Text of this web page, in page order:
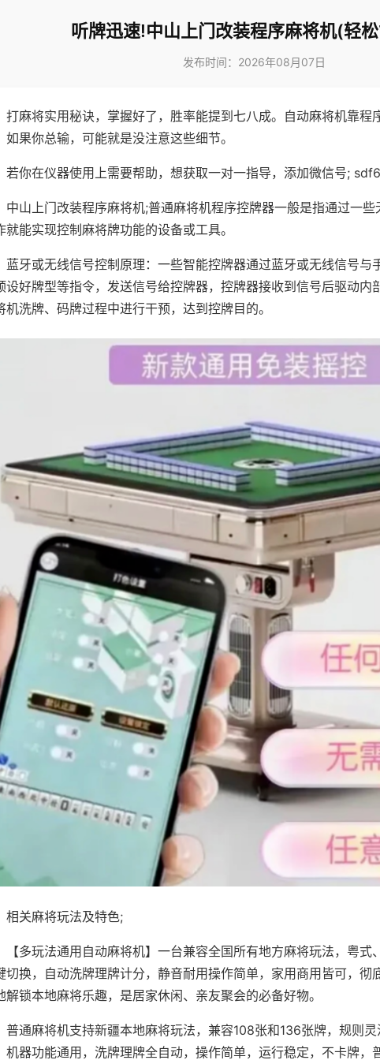
听牌迅速!中山上门改装程序麻将机(轻
发布时间：2026年08月07日
打麻将实用秘诀，掌握好了，胜率能提到七八成。自动麻将机靠程
如果你总输，可能就是没注意这些细节。
若你在仪器使用上需要帮助，想获取一对一指导，添加微信号;
中山上门改装程序麻将机;普通麻将机程序控牌器一般是指通过一
就能实现控制麻将牌功能的设备或工具。
蓝牙或无线信号控制原理：一些智能控牌器通过蓝牙或无线信号与
设好牌型等指令，发送信号给控牌器，控牌器接收到信号后驱动内
机洗牌、码牌过程中进行干预，达到控牌目的。
相关麻将玩法及特色;
【多玩法通用自动麻将机】一台兼容全国所有地方麻将玩法，粤式
切换，自动洗牌理牌计分，静音耐用操作简单，家用商用皆可，彻
解锁本地麻将乐趣，是居家休闲、亲友聚会的必备好物。
普通麻将机支持新疆本地麻将玩法，兼容108张和136张牌，规则
机器功能通用，洗牌理牌全自动，操作简单，运行稳定，不卡牌，